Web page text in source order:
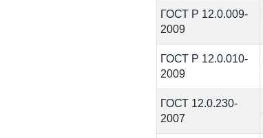
ГОСТ Р 12.0.009-
2009
ГОСТ Р 12.0.010-
2009
ГОСТ 12.0.230-
2007